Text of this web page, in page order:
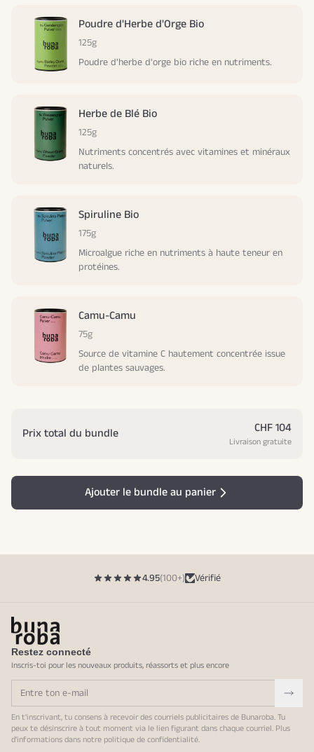
Poudre d'Herbe d'Orge Bio
125g
Poudre d'herbe d'orge bio riche en nutriments.
Herbe de Blé Bio
125g
Nutriments concentrés avec vitamines et minéraux
naturels.
Spiruline Bio
175g
Microalgue riche en nutriments à haute teneur en
protéines.
Camu-Camu
75g
Source de vitamine C hautement concentrée issue
de plantes sauvages.
Prix total du bundle CHF 104
Livraison gratuite
Ajouter le bundle au panier
4.95(100+) Vérifié
Restez connecté
Inscris-toi pour les nouveaux produits, réassorts et plus encore
En t'inscrivant, tu consens à recevoir des courriels publicitaires de Bunaroba. Tu
peux te désinscrire à tout moment via le lien figurant dans chaque courriel. Plus
d'informations dans notre politique de confidentialité.